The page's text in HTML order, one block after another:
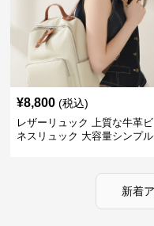
¥8,800 (税込)
レザーリュック 上質な牛革
ネスリュック 大容量シンプ
新着